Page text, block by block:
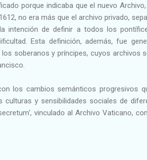
porque indicaba que el nuevo
no era más que el archivo privado,
intención de definir a todos los
Esta definición, además, fue
soberanos y príncipes, cuyos archivos
los cambios semánticos progresivos
culturas y sensibilidades sociales de
vinculado al Archivo Vaticano,